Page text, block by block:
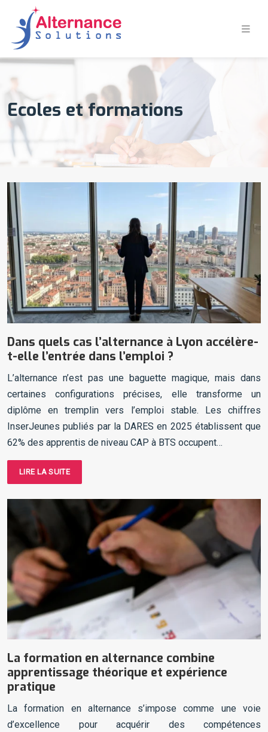
Ecoles et formations
Dans quels cas l’alternance à Lyon accélère-
t-elle l’entrée dans l’emploi ?
L’alternance n’est pas une baguette magique, mais dans
certaines configurations précises, elle transforme un
diplôme en tremplin vers l’emploi stable. Les chiffres
InserJeunes publiés par la DARES en 2025 établissent que
62% des apprentis de niveau CAP à BTS occupent…
LIRE LA SUITE
La formation en alternance combine
apprentissage théorique et expérience
pratique
La formation en alternance s’impose comme une voie
d’excellence pour acquérir des compétences